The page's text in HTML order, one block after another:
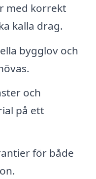
med korrekt
kalla drag.
bygglov och
och
på ett
för både